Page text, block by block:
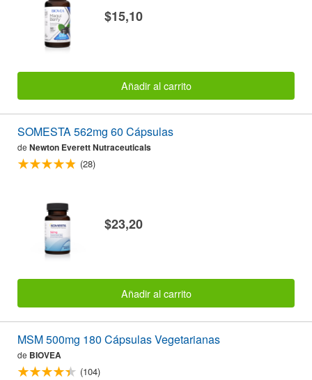
$15,10
Añadir al carrito
SOMESTA 562mg 60 Cápsulas
de Newton Everett Nutraceuticals
(28)
$23,20
Añadir al carrito
MSM 500mg 180 Cápsulas Vegetarianas
de BIOVEA
(104)